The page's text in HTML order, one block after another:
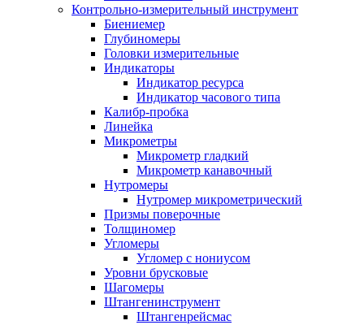
Контрольно-измерительный инструмент
Биениемер
Глубиномеры
Головки измерительные
Индикаторы
Индикатор ресурса
Индикатор часового типа
Калибр-пробка
Линейка
Микрометры
Микрометр гладкий
Микрометр канавочный
Нутромеры
Нутромер микрометрический
Призмы поверочные
Толщиномер
Угломеры
Угломер с нониусом
Уровни брусковые
Шагомеры
Штангенинструмент
Штангенрейсмас